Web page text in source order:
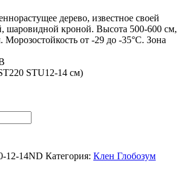
дерево, известное своей
шаровидной кроной. Высота 500-600 см,
Морозостойкость от -29 до -35°C. Зона
STU12-14 см)
12-14ND Категория: Клен Глобозум